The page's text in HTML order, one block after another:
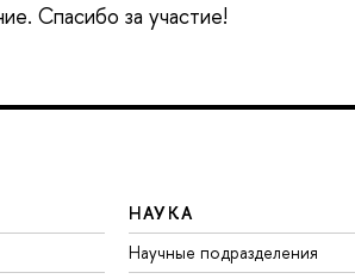
Спасибо за участие!
НАУКА
Научные подразделения